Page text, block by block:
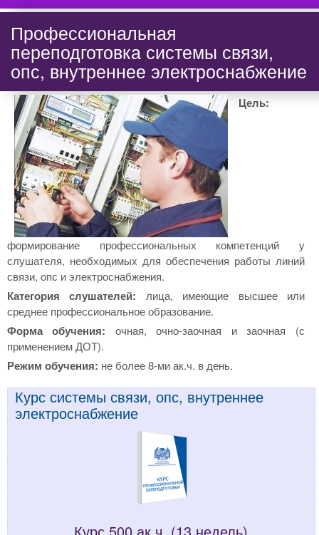
Профессиональная
переподготовка системы связи,
опс, внутреннее электроснабжение
Цель:
формирование профессиональных компетенций у
слушателя, необходимых для обеспечения работы линий
связи, опс и электроснабжения.
Категория слушателей: лица, имеющие высшее или
среднее профессиональное образование.
Форма обучения: очная, очно-заочная и заочная (с
применением ДОТ).
Режим обучения: не более 8-ми ак.ч. в день.
Курс системы связи, опс, внутреннее
электроснабжение